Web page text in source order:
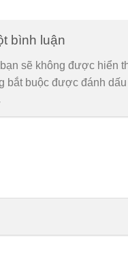
bình luận
sẽ không được hiển
bắt buộc được đánh dấu